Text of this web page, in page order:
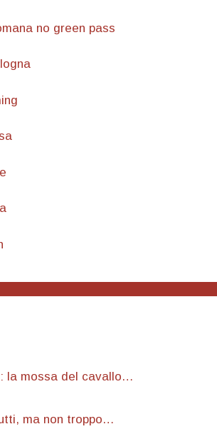
no green pass
la mossa del cavallo…
ma non troppo…